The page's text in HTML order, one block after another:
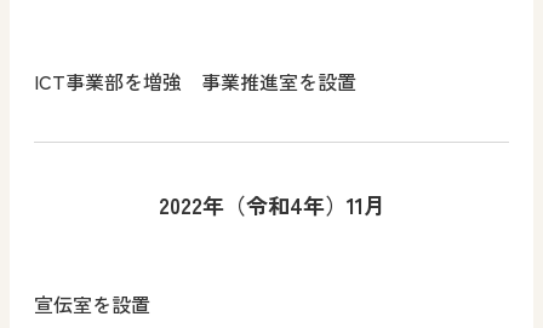
ICT事業部を増強 事業推進室を設置
2022年（令和4年）11月
宣伝室を設置